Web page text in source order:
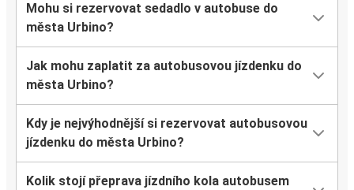
Mohu si rezervovat sedadlo v autobuse do
města Urbino?
Jak mohu zaplatit za autobusovou jízdenku do
města Urbino?
Kdy je nejvýhodnější si rezervovat autobusovou
jízdenku do města Urbino?
Kolik stojí přeprava jízdního kola autobusem